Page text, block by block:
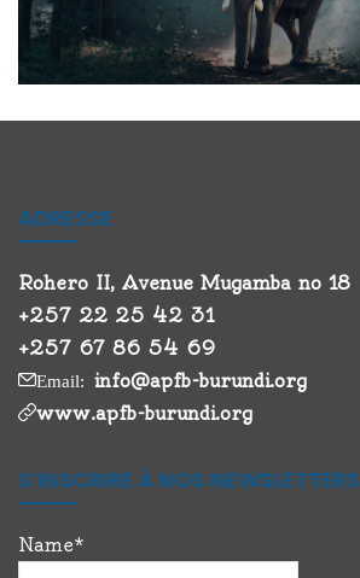
ADRESSE
Rohero II, Avenue Mugamba no 18
+257 22 25 42 31
+257 67 86 54 69
Email: info@apfb-burundi.org
www.apfb-burundi.org
S’INSCRIRE À NOS NEWSLETTERS
Name*